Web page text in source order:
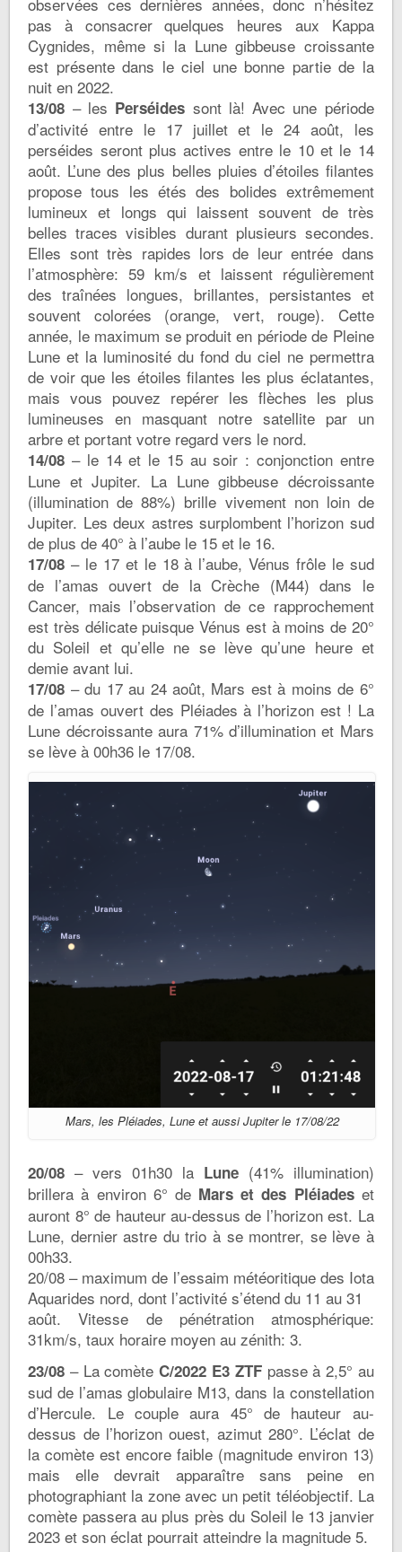
pas à consacrer quelques heures aux Kappa
Cygnides, même si la Lune gibbeuse croissante
est présente dans le ciel une bonne partie de la
nuit en 2022.
13/08 – les Perséides sont là! Avec une période
d’activité entre le 17 juillet et le 24 août, les
perséides seront plus actives entre le 10 et le 14
août. L’une des plus belles pluies d’étoiles filantes
propose tous les étés des bolides extrêmement
lumineux et longs qui laissent souvent de très
belles traces visibles durant plusieurs secondes.
Elles sont très rapides lors de leur entrée dans
l’atmosphère: 59 km/s et laissent régulièrement
des traînées longues, brillantes, persistantes et
souvent colorées (orange, vert, rouge). Cette
année, le maximum se produit en période de Pleine
Lune et la luminosité du fond du ciel ne permettra
de voir que les étoiles filantes les plus éclatantes,
mais vous pouvez repérer les flèches les plus
lumineuses en masquant notre satellite par un
arbre et portant votre regard vers le nord.
14/08 – le 14 et le 15 au soir : conjonction entre
Lune et Jupiter. La Lune gibbeuse décroissante
(illumination de 88%) brille vivement non loin de
Jupiter. Les deux astres surplombent l’horizon sud
de plus de 40° à l’aube le 15 et le 16.
17/08 – le 17 et le 18 à l’aube, Vénus frôle le sud
de l’amas ouvert de la Crèche (M44) dans le
Cancer, mais l’observation de ce rapprochement
est très délicate puisque Vénus est à moins de 20°
du Soleil et qu’elle ne se lève qu’une heure et
demie avant lui.
17/08 – du 17 au 24 août, Mars est à moins de 6°
de l’amas ouvert des Pléiades à l’horizon est ! La
Lune décroissante aura 71% d’illumination et Mars
se lève à 00h36 le 17/08.
Mars, les Pléiades, Lune et aussi Jupiter le 17/08/22
20/08 – vers 01h30 laLune(41% illumination)
brillera à environ 6° de Mars et des Pléiadeset
auront 8° de hauteur au-dessus de l’horizon est. La
Lune, dernier astre du trio à se montrer, se lève à
00h33.
20/08 – maximum de l’essaim météoritique des Iota
Aquarides nord, dont l’activité s’étend du 11 au 31
août. Vitesse de pénétration atmosphérique:
31km/s, taux horaire moyen au zénith: 3.
23/08 – La comèteC/2022 E3 ZTFpasse à 2,5° au
sud de l’amas globulaire M13, dans la constellation
d’Hercule. Le couple aura 45° de hauteur au-
dessus de l’horizon ouest, azimut 280°. L’éclat de
la comète est encore faible (magnitude environ 13)
mais elle devrait apparaître sans peine en
photographiant la zone avec un petit téléobjectif. La
comète passera au plus près du Soleil le 13 janvier
2023 et son éclat pourrait atteindre la magnitude 5.